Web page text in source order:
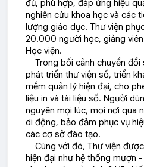
đủ, phù hợp, đáp ứng hiệu
nghiên cứu khoa học và các
lượng giáo dục. Thư viện
20.000 người học, giảng
Học viện.
Trong bối cảnh chuyển đổi
phát triển thư viện số, triển
mềm quản lý hiện đại, cho
liệu in và tài liệu số. Người
nguyên mọi lúc, mọi nơi qua
di động, bảo đảm phục vụ
các cơ sở đào tạo.
Cùng với đó, Thư viện
hiện đại như hệ thống mượn